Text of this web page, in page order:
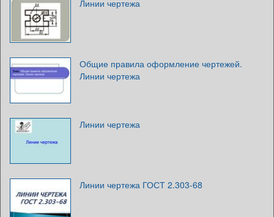
Линии чертежа
Общие правила оформление чертежей.
Линии чертежа
Линии чертежа
Линии чертежа ГОСТ 2.303-68